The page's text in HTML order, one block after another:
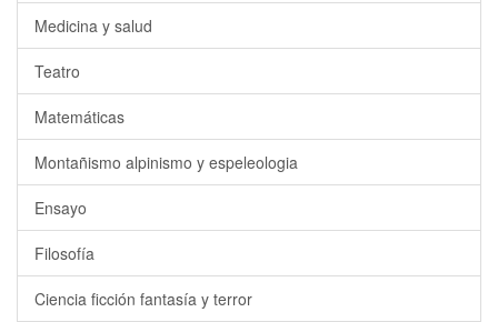
Medicina y salud
Teatro
Matemáticas
Montañismo alpinismo y espeleologia
Ensayo
Filosofía
Ciencia ficción fantasía y terror